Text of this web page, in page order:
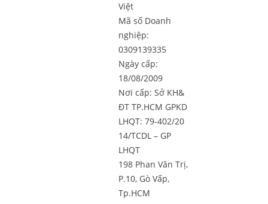
Việt
Mã số Doanh
nghiệp:
0309139335
Ngày cấp:
18/08/2009
Nơi cấp: Sở KH&
ĐT TP.HCM GPKD
LHQT: 79-402/20
14/TCDL – GP
LHQT
198 Phan Văn Trị,
P.10, Gò Vấp,
Tp.HCM